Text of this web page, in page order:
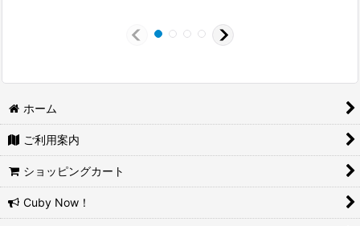
ホーム
ご利用案内
ショッピングカート
Cuby Now！